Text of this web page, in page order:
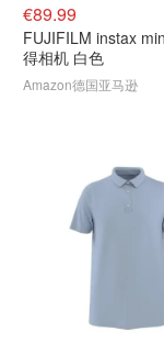
€89.99
FUJIFILM instax
得相机 白色
Amazon德国亚马逊